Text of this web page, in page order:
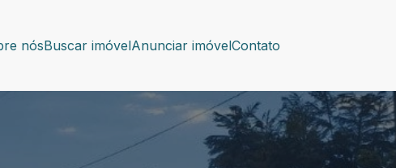
nósBuscar imóvelAnunciar imóvelContato